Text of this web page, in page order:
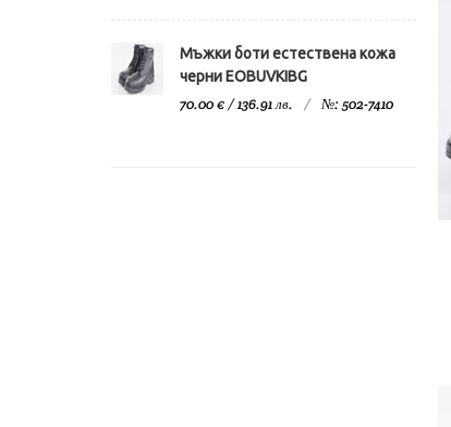
Мъжки боти естествена кожа
черни EOBUVKIBG
70.00 € / 136.91 лв. №: 502-7410